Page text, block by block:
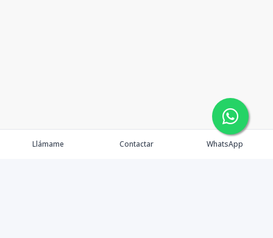
Llámame Contactar WhatsApp